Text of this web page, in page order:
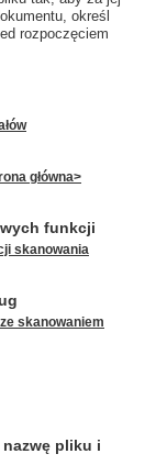
określ
rozpoczęciem
główna>
funkcji
skanowania
skanowaniem
nazwę pliku i